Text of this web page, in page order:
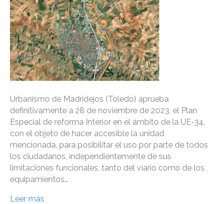
Urbanismo de Madridejos (Toledo) aprueba
definitivamente a 28 de noviembre de 2023, el Plan
Especial de reforma Interior en el ámbito de la UE-34,
con el objeto de hacer accesible la unidad
mencionada, para posibilitar el uso por parte de todos
los ciudadanos, independientemente de sus
limitaciones funcionales, tanto del viario como de los
equipamientos…
Leer más